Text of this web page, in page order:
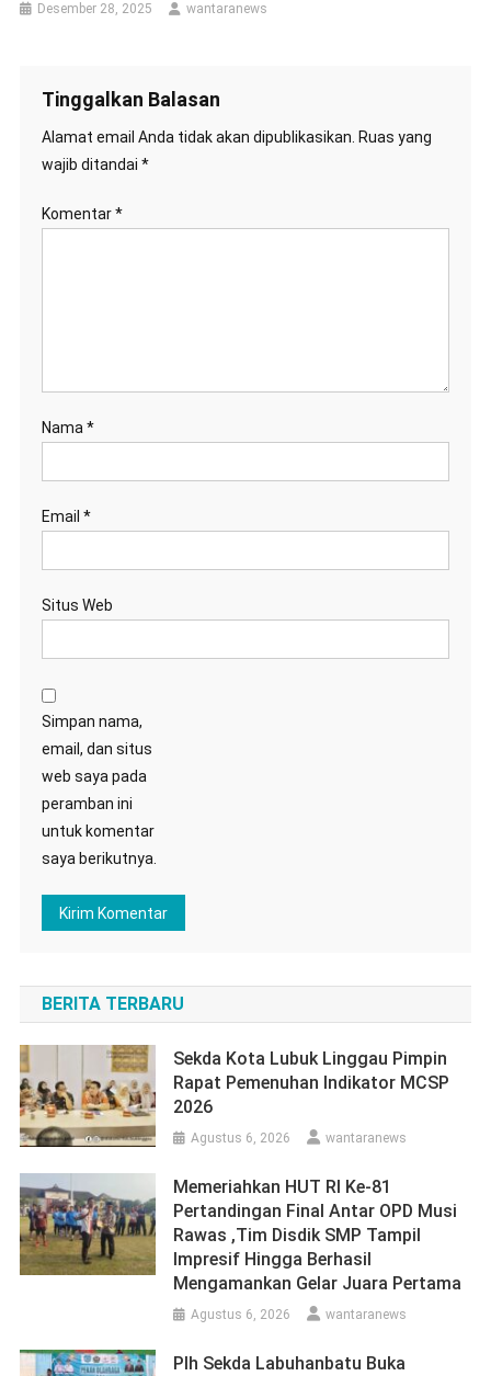
Desember 28, 2025 wantaranews
Tinggalkan Balasan
Alamat email Anda tidak akan dipublikasikan. Ruas yang
wajib ditandai *
Komentar*
Nama*
Email *
Situs Web
Simpan nama,
email, dan situs
web saya pada
peramban ini
untuk komentar
saya berikutnya.
BERITA TERBARU
Sekda Kota Lubuk Linggau Pimpin
Rapat Pemenuhan Indikator MCSP
2026
Agustus 6, 2026 wantaranews
Memeriahkan HUT RI Ke-81
Pertandingan Final Antar OPD Musi
Rawas ,Tim Disdik SMP Tampil
Impresif Hingga Berhasil
Mengamankan Gelar Juara Pertama
Agustus 6, 2026 wantaranews
Plh Sekda Labuhanbatu Buka